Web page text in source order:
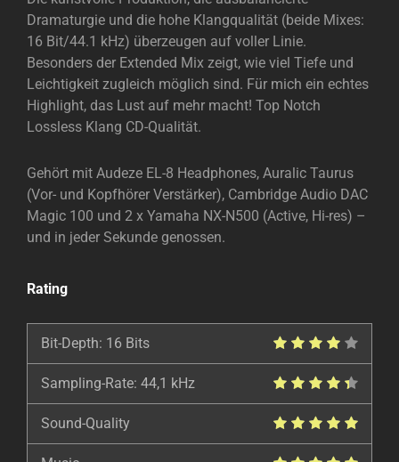
Dramaturgie und die hohe Klangqualität (beide Mixes:
16 Bit/44.1 kHz) überzeugen auf voller Linie.
Besonders der Extended Mix zeigt, wie viel Tiefe und
Leichtigkeit zugleich möglich sind. Für mich ein echtes
Highlight, das Lust auf mehr macht! Top Notch
Lossless Klang CD-Qualität.
Gehört mit Audeze EL-8 Headphones, Auralic Taurus
(Vor- und Kopfhörer Verstärker), Cambridge Audio DAC
Magic 100 und 2 x Yamaha NX-N500 (Active, Hi-res) –
und in jeder Sekunde genossen.
Rating
Bit-Depth: 16 Bits
Sampling-Rate: 44,1 kHz
Sound-Quality